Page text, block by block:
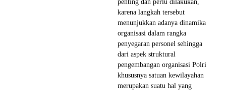
penting dan perlu dilakukan,
karena langkah tersebut
menunjukkan adanya dinamika
organisasi dalam rangka
penyegaran personel sehingga
dari aspek struktural
pengembangan organisasi Polri
khususnya satuan kewilayahan
merupakan suatu hal yang